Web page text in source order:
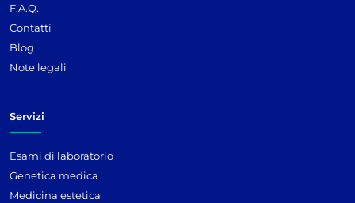
F.A.Q.
Contatti
Blog
Note legali
Servizi
Esami di laboratorio
Genetica medica
Medicina estetica